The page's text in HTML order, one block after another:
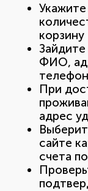
корзину
ФИО,
При
адрес
сайте
счета